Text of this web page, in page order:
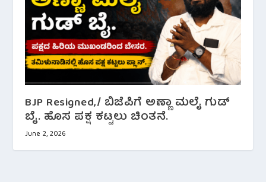
BJP Resigned,/ ಬಿಜೆಪಿಗೆ ಅಣ್ಣಾ ಮಲೈ ಗುಡ್
ಬೈ. ಹೊಸ ಪಕ್ಷ ಕಟ್ಟಲು‌ ಚಿಂತನೆ.
June 2, 2026